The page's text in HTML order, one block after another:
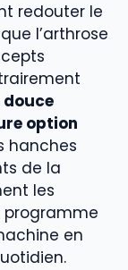
redouter le
l’arthrose
option
hanches
de la
les
programme
en